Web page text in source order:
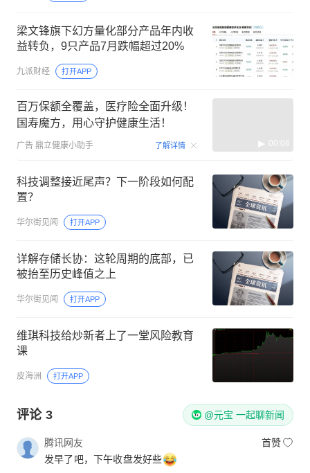
梁文锋旗下幻方量化部分产品年内收
益转负，9只产品7月跌幅超过20%
九派财经 打开APP
百万保额全覆盖，医疗险全面升级！
国寿魔方，用心守护健康生活！
广告 鼎立健康小助手 了解详情 00:06
科技调整接近尾声？下一阶段如何配
置？
华尔街见闻 打开APP
详解存储长协：这轮周期的底部，已
被抬至历史峰值之上
华尔街见闻 打开APP
维琪科技给炒新者上了一堂风险教育
课
皮海洲 打开APP
评论 3 @元宝 一起聊新闻
腾讯网友
首赞
发早了吧，下午收盘发好些